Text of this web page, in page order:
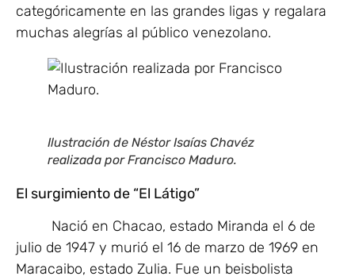
categóricamente en las grandes ligas y regalara
muchas alegrías al público venezolano.
Ilustración de Néstor Isaías Chavéz
realizada por Francisco Maduro.
El surgimiento de “El Látigo”
Nació en Chacao, estado Miranda el 6 de
julio de 1947 y murió el 16 de marzo de 1969 en
Maracaibo, estado Zulia. Fue un beisbolista